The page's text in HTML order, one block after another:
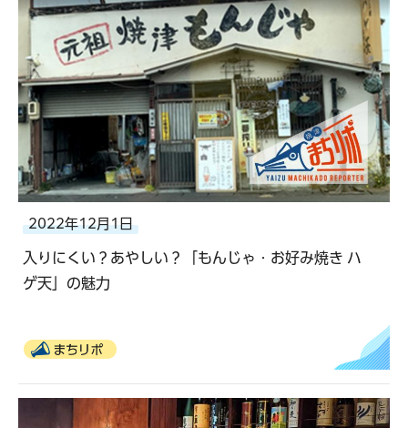
2022年12月1日
入りにくい？あやしい？「もんじゃ・お好み焼き ハ
ゲ天」の魅力
まちリポ